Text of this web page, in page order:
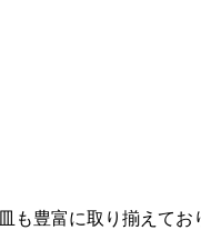
豊富に取り揃えて